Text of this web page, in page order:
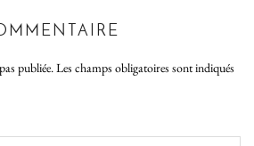
publiée. Les champs obligatoires sont indiqués